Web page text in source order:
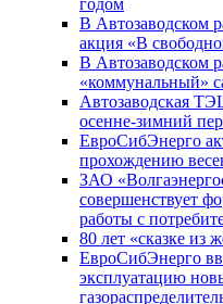
годом
В Автозаводском
акция «В
В Автозаводском
«коммунальный»
Автозаводская
осенне-зимний
ЕвроСибЭнерго
прохождению
ЗАО
совершенствует
работы с
80 лет «сказке из
ЕвроСибЭнерго
эксплуатацию